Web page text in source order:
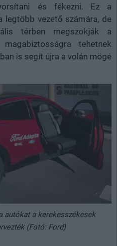
és fékezni. Ez a
legtöbb vezető számára, de
térben megszokják a
tehetnek
is segít újra a volán mögé
autókat a kerekesszékesek
(Fotó: Ford)